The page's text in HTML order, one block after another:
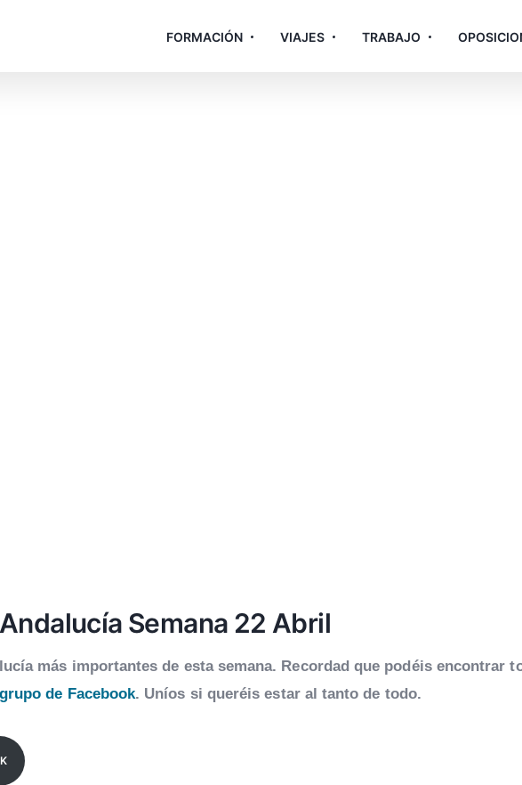
FORMACIÓN VIAJES TRABAJO
Semana 22 Abril
más importantes de esta semana. Recordad que podéis encontrar
de Facebook. Uníos si queréis estar al tanto de todo.